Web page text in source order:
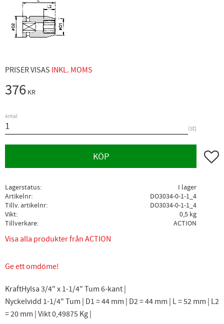
PRISER VISAS INKL. MOMS
376 KR
Antal
st
KÖP Lägg
Lagerstatus
I lager
Artikelnr
DO3034-0-1-1_4
Tillv. artikelnr
DO3034-0-1-1_4
Vikt
0,5 kg
Tillverkare
ACTION
Visa alla produkter från ACTION
Ge ett omdöme!
KraftHylsa 3/4" x 1-1/4" Tum 6-kant |
Nyckelvidd 1-1/4" Tum | D1 = 44 mm | D2 = 44 mm | L = 52 mm | L2
= 20 mm | Vikt 0,49875 Kg |